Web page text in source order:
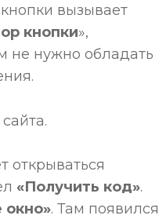
вызывает
кнопки»,
не нужно обладать
открываться
«Получить код».
. Там появился